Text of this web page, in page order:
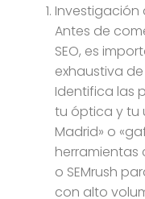
Investigación
Antes de
SEO, es
exhaustiva
Identifica las
tu óptica y tu
Madrid» o
herramientas
o SEMrush
con alto